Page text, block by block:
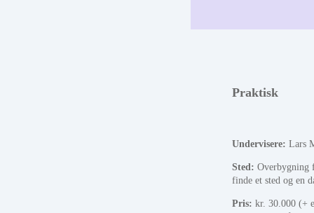
Praktisk
Undervisere: Lars
Sted: Overbygning
finde et sted og en
Pris: kr. 30.000 (+